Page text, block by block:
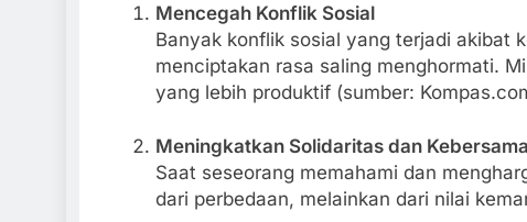
Mencegah Konflik Sosial
Banyak konflik sosial yang terjadi akibat
menciptakan rasa saling menghormati.
yang lebih produktif (sumber:
Meningkatkan Solidaritas dan
Saat seseorang memahami dan
dari perbedaan, melainkan dari nilai